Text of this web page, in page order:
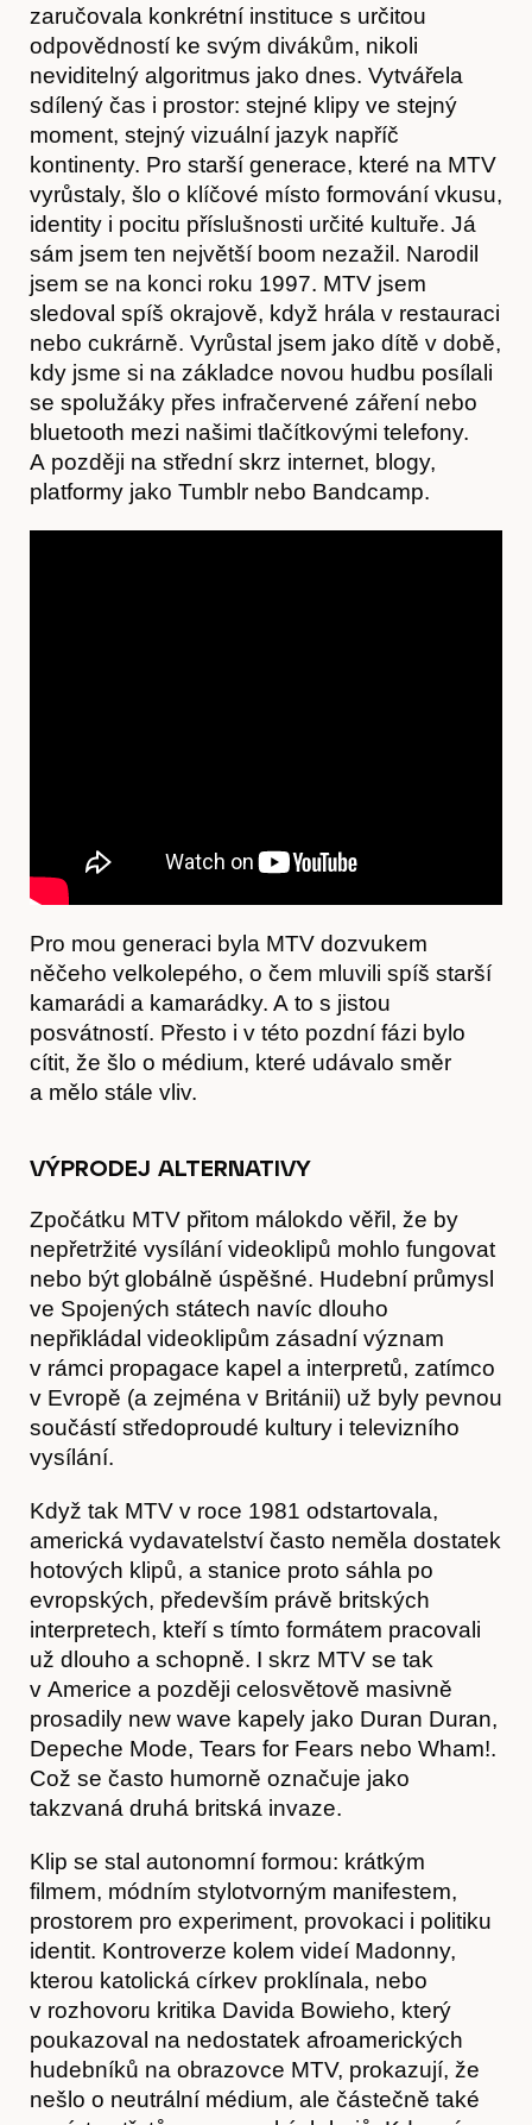
Články
zaručovala konkrétní instituce s určitou
odpovědností ke svým divákům, nikoli
neviditelný algoritmus jako dnes. Vytvářela
sdílený čas i prostor: stejné klipy ve stejný
moment, stejný vizuální jazyk napříč
kontinenty. Pro starší generace, které na MTV
vyrůstaly, šlo o klíčové místo formování vkusu,
identity i pocitu příslušnosti určité kultuře. Já
sám jsem ten největší boom nezažil. Narodil
jsem se na konci roku 1997. MTV jsem
sledoval spíš okrajově, když hrála v restauraci
nebo cukrárně. Vyrůstal jsem jako dítě v době,
kdy jsme si na základce novou hudbu posílali
se spolužáky přes infračervené záření nebo
bluetooth mezi našimi tlačítkovými telefony.
A později na střední skrz internet, blogy,
platformy jako Tumblr nebo Bandcamp.
Pro mou generaci byla MTV dozvukem
něčeho velkolepého, o čem mluvili spíš starší
kamarádi a kamarádky. A to s jistou
posvátností. Přesto i v této pozdní fázi bylo
cítit, že šlo o médium, které udávalo směr
a mělo stále vliv.
VÝPRODEJ ALTERNATIVY
Zpočátku MTV přitom málokdo věřil, že by
nepřetržité vysílání videoklipů mohlo fungovat
nebo být globálně úspěšné. Hudební průmysl
ve Spojených státech navíc dlouho
nepřikládal videoklipům zásadní význam
v rámci propagace kapel a interpretů, zatímco
v Evropě (a zejména v Británii) už byly pevnou
součástí středoproudé kultury i televizního
vysílání.
Když tak MTV v roce 1981 odstartovala,
americká vydavatelství často neměla dostatek
hotových klipů, a stanice proto sáhla po
evropských, především právě britských
interpretech, kteří s tímto formátem pracovali
už dlouho a schopně. I skrz MTV se tak
v Americe a později celosvětově masivně
prosadily new wave kapely jako Duran Duran,
Depeche Mode, Tears for Fears nebo Wham!.
Což se často humorně označuje jako
takzvaná druhá britská invaze.
Klip se stal autonomní formou: krátkým
filmem, módním stylotvorným manifestem,
prostorem pro experiment, provokaci i politiku
identit. Kontroverze kolem videí Madonny,
kterou katolická církev proklínala, nebo
v rozhovoru kritika Davida Bowieho, který
poukazoval na nedostatek afroamerických
hudebníků na obrazovce MTV, prokazují, že
nešlo o neutrální médium, ale částečně také